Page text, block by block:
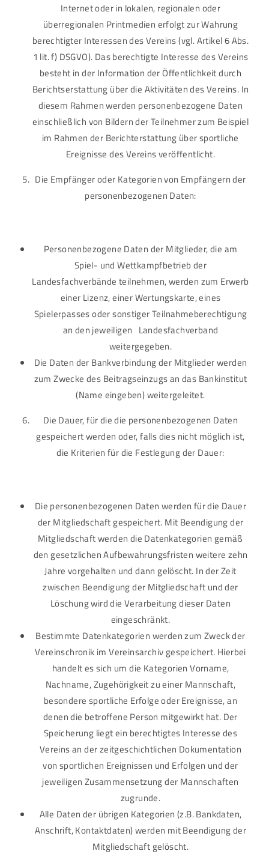
Internet oder in lokalen, regionalen oder
überregionalen Printmedien erfolgt zur Wahrung
berechtigter Interessen des Vereins (vgl. Artikel 6 Abs.
1 lit. f) DSGVO). Das berechtigte Interesse des Vereins
besteht in der Information der Öffentlichkeit durch
Berichtserstattung über die Aktivitäten des Vereins. In
diesem Rahmen werden personenbezogene Daten
einschließlich von Bildern der Teilnehmer zum Beispiel
im Rahmen der Berichterstattung über sportliche
Ereignisse des Vereins veröffentlicht.
Die Empfänger oder Kategorien von Empfängern der
personenbezogenen Daten:
Personenbezogene Daten der Mitglieder, die am
Spiel- und Wettkampfbetrieb der
Landesfachverbände teilnehmen, werden zum Erwerb
einer Lizenz, einer Wertungskarte, eines
Spielerpasses oder sonstiger Teilnahmeberechtigung
an den jeweiligen Landesfachverband
weitergegeben.
Die Daten der Bankverbindung der Mitglieder werden
zum Zwecke des Beitragseinzugs an das Bankinstitut
(Name eingeben) weitergeleitet.
Die Dauer, für die die personenbezogenen Daten
gespeichert werden oder, falls dies nicht möglich ist,
die Kriterien für die Festlegung der Dauer:
Die personenbezogenen Daten werden für die Dauer
der Mitgliedschaft gespeichert. Mit Beendigung der
Mitgliedschaft werden die Datenkategorien gemäß
den gesetzlichen Aufbewahrungsfristen weitere zehn
Jahre vorgehalten und dann gelöscht. In der Zeit
zwischen Beendigung der Mitgliedschaft und der
Löschung wird die Verarbeitung dieser Daten
eingeschränkt.
Bestimmte Datenkategorien werden zum Zweck der
Vereinschronik im Vereinsarchiv gespeichert. Hierbei
handelt es sich um die Kategorien Vorname,
Nachname, Zugehörigkeit zu einer Mannschaft,
besondere sportliche Erfolge oder Ereignisse, an
denen die betroffene Person mitgewirkt hat. Der
Speicherung liegt ein berechtigtes Interesse des
Vereins an der zeitgeschichtlichen Dokumentation
von sportlichen Ereignissen und Erfolgen und der
jeweiligen Zusammensetzung der Mannschaften
zugrunde.
Alle Daten der übrigen Kategorien (z.B. Bankdaten,
Anschrift, Kontaktdaten) werden mit Beendigung der
Mitgliedschaft gelöscht.